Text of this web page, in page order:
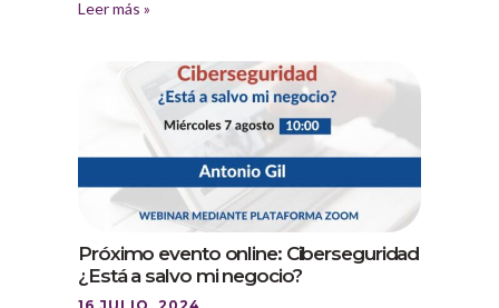
Leer más »
Próximo evento online: Ciberseguridad
¿Está a salvo mi negocio?